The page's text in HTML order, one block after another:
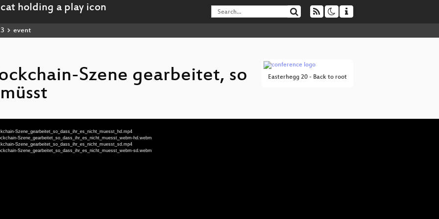
event
Easterhegg 20 - Back to root
Szene gearbeitet, so
Szene_gearbeitet_so_dass_ihr_es_nicht_muesst_hd.mp4
Szene_gearbeitet_so_dass_ihr_es_nicht_muesst_webm-hd.webm
Szene_gearbeitet_so_dass_ihr_es_nicht_muesst_sd.mp4
Szene_gearbeitet_so_dass_ihr_es_nicht_muesst_webm-sd.webm